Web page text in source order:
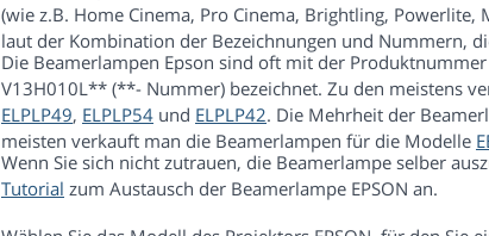
(wie z.B. Home Cinema, Pro Cinema, Brightling,
laut der Kombination der Bezeichnungen und Nummern,
Die Beamerlampen Epson sind oft mit der
V13H010L** (**- Nummer) bezeichnet. Zu den meistens
ELPLP49, ELPLP54 und ELPLP42. Die Mehrheit der
meisten verkauft man die Beamerlampen für die Modelle
Wenn Sie sich nicht zutrauen, die Beamerlampe selber
Tutorial zum Austausch der Beamerlampe EPSON an.